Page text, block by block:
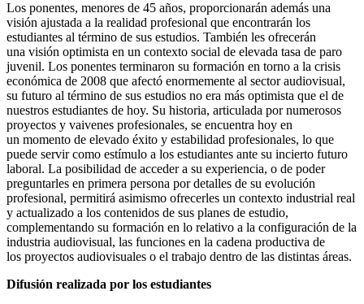
Los ponentes, menores de 45 años, proporcionarán además una
visión ajustada a la realidad profesional que encontrarán los
estudiantes al término de sus estudios. También les ofrecerán
una visión optimista en un contexto social de elevada tasa de paro
juvenil. Los ponentes terminaron su formación en torno a la crisis
económica de 2008 que afectó enormemente al sector audiovisual,
su futuro al término de sus estudios no era más optimista que el de
nuestros estudiantes de hoy. Su historia, articulada por numerosos
proyectos y vaivenes profesionales, se encuentra hoy en
un momento de elevado éxito y estabilidad profesionales, lo que
puede servir como estímulo a los estudiantes ante su incierto futuro
laboral. La posibilidad de acceder a su experiencia, o de poder
preguntarles en primera persona por detalles de su evolución
profesional, permitirá asimismo ofrecerles un contexto industrial real
y actualizado a los contenidos de sus planes de estudio,
complementando su formación en lo relativo a la configuración de la
industria audiovisual, las funciones en la cadena productiva de
los proyectos audiovisuales o el trabajo dentro de las distintas áreas.
Difusión realizada por los estudiantes